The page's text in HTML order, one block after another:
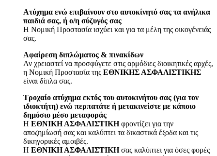
Ατύχημα ενώ επιβαίνουν στο αυτοκίνητό σας τα ανήλικα
παιδιά σας, ή ο/η σύζυγός σας
Η Νομική Προστασία ισχύει και για τα μέλη της οικογένειάς
σας.
Αφαίρεση διπλώματος & πινακίδων
Αν χρειαστεί να προσφύγετε στις αρμόδιες διοικητικές αρχές,
η Νομική Προστασία της ΕΘΝΙΚΗΣ ΑΣΦΑΛΙΣΤΙΚΗΣ
είναι δίπλα σας.
Τροχαίο ατύχημα εκτός του αυτοκινήτου σας (για τον
ιδιοκτήτη) ενώ περπατάτε ή μετακινείστε με κάποιο
δημόσιο μέσο μεταφοράς
Η ΕΘΝΙΚΗ ΑΣΦΑΛΙΣΤΙΚΗφροντίζει για την
αποζημίωσή σας και καλύπτει τα δικαστικά έξοδα και τις
δικηγορικές αμοιβές.
Η ΕΘΝΙΚΗ ΑΣΦΑΛΙΣΤΙΚΗσας καλύπτει για όσες φορές